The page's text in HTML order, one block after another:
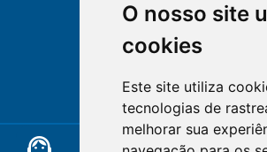
O nosso site
cookies
Este site utiliza
tecnologias de
melhorar sua
NOVA
RIO DE JANEIRO